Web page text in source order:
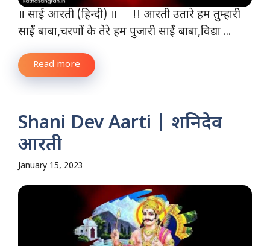
॥ साई आरती (हिन्दी) ॥ !! आरती उतारे हम तुम्हारी
साईँ बाबा,चरणों के तेरे हम पुजारी साईँ बाबा,विद्या ...
Read more
Shani Dev Aarti | शनिदेव
आरती
January 15, 2023